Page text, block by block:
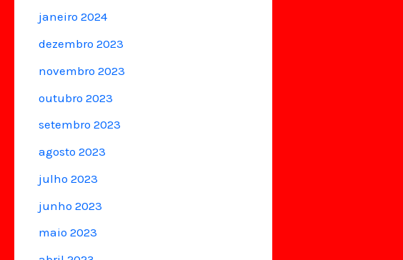
janeiro 2024
dezembro 2023
novembro 2023
outubro 2023
setembro 2023
agosto 2023
julho 2023
junho 2023
maio 2023